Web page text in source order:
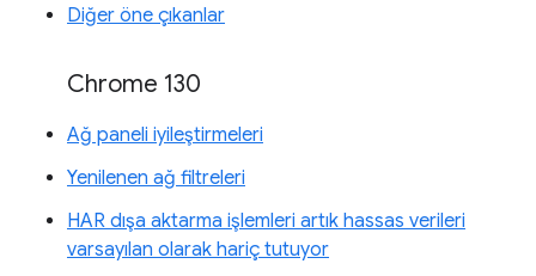
Diğer öne çıkanlar
Chrome 130
Ağ paneli iyileştirmeleri
Yenilenen ağ filtreleri
HAR dışa aktarma işlemleri artık hassas verileri
varsayılan olarak hariç tutuyor